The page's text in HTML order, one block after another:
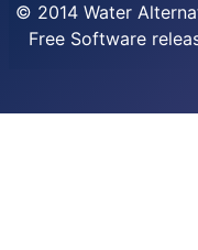
© 2014 Water
Free Software